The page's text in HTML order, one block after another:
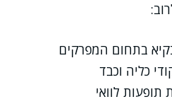
בתחום המפרקים
כליה וכבד
לוואי